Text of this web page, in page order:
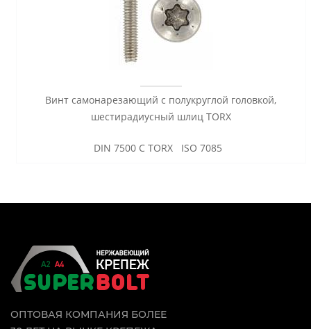
Винт самонарезающий с полукруглой головкой,
шестирадиусный шлиц TORX
DIN 7500 C TORX ISO 7085
ОПТОВАЯ КОМПАНИЯ БОЛЕЕ